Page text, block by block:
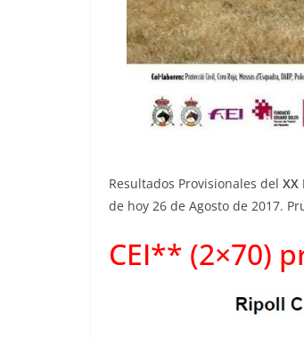
Resultados Provisionales delXX
de hoy 26 de Agosto de 2017.
CEI** (2×70)